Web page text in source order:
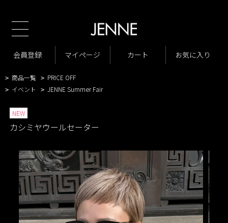
会員登録 マイページ カート お気に入り
TOP
商品一覧 > New Arrivals
VARIATION LIST3 カシミヤウールセーター
> 商品一覧 > PRICE OFF
> イベント > JENNE Summer Fair
NEW
カシミヤウールセーター